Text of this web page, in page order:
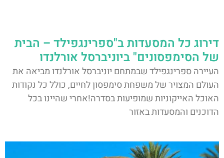
דירוג כל המסעדות ב"ספרינגפילד – הבית
של הסימפסונים" ביוניברסל אורלנדו
העיירה ספרינגפילד שבמתחם יוניברסל אורלנדו מביאה את
העולם המצויר של משפחת סימפסון לחיים, כולל כל נקודות
האוכל האייקוניות שמופיעות בסדרה!אחרי שהיינו בכל
הדוכנים והמסעדות באזור